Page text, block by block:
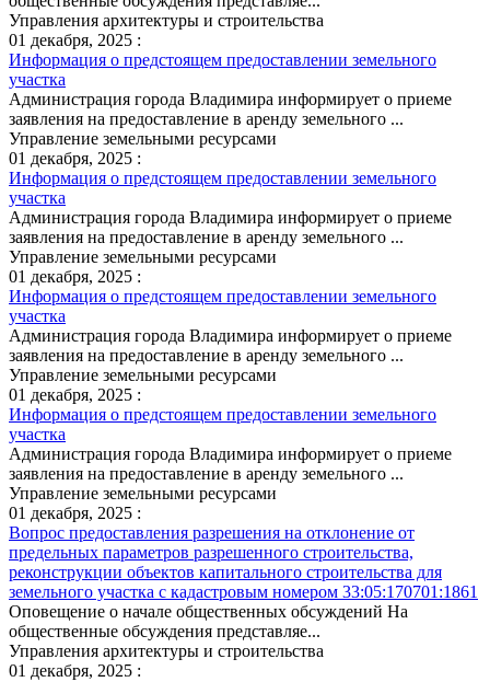
Управления архитектуры и строительства
01 декабря, 2025 :
Информация о предстоящем предоставлении земельного
участка
Администрация города Владимира информирует о приеме
заявления на предоставление в аренду земельного ...
Управление земельными ресурсами
01 декабря, 2025 :
Информация о предстоящем предоставлении земельного
участка
Администрация города Владимира информирует о приеме
заявления на предоставление в аренду земельного ...
Управление земельными ресурсами
01 декабря, 2025 :
Информация о предстоящем предоставлении земельного
участка
Администрация города Владимира информирует о приеме
заявления на предоставление в аренду земельного ...
Управление земельными ресурсами
01 декабря, 2025 :
Информация о предстоящем предоставлении земельного
участка
Администрация города Владимира информирует о приеме
заявления на предоставление в аренду земельного ...
Управление земельными ресурсами
01 декабря, 2025 :
Вопрос предоставления разрешения на отклонение от
предельных параметров разрешенного строительства,
реконструкции объектов капитального строительства для
земельного участка с кадастровым номером 33:05:170701:1861
Оповещение о начале общественных обсуждений На
общественные обсуждения представляе...
Управления архитектуры и строительства
01 декабря, 2025 :